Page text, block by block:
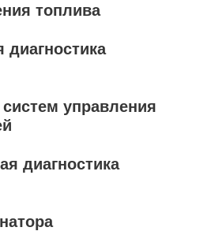
топлива
диагностика
систем управления
диагностика